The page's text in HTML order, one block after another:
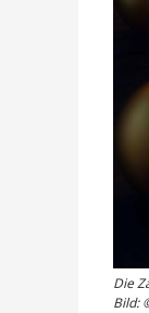
Die
Bild: